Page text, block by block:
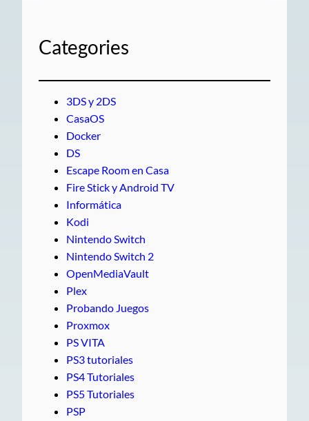
Categories
3DS y 2DS
CasaOS
Docker
DS
Escape Room en Casa
Fire Stick y Android TV
Informática
Kodi
Nintendo Switch
Nintendo Switch 2
OpenMediaVault
Plex
Probando Juegos
Proxmox
PS VITA
PS3 tutoriales
PS4 Tutoriales
PS5 Tutoriales
PSP